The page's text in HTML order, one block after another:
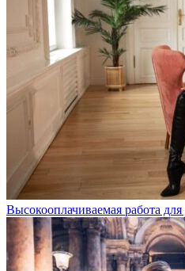
Высокооплачиваемая работа